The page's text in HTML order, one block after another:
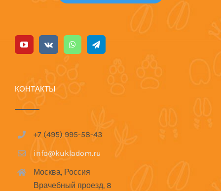
КОНТАКТЫ
+7 (495) 995-58-43
info@kukladom.ru
Москва, Россия
Врачебный проезд, 8